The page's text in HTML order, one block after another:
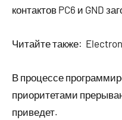
контактов PC6 и GND
Читайте также:
В процессе
приоритетами
приведет.